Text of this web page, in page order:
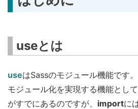
useとは
useはSassのモジュール機能です。
モジュール化を実現する機能とし
がすでにあるのですが、 importに